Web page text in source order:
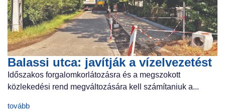
Balassi utca: javítják a vízelvezetést
Időszakos forgalomkorlátozásra és a megszokott
közlekedési rend megváltozására kell számítaniuk a...
tovább